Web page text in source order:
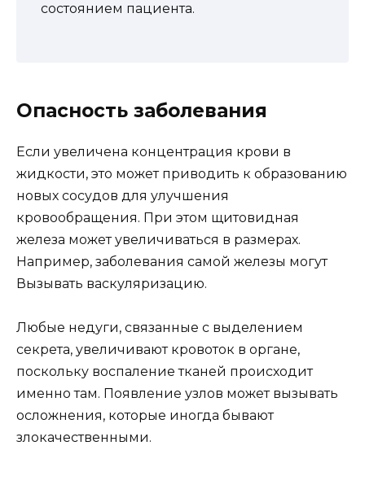
состоянием пациента.
Опасность заболевания
Если увеличена концентрация крови в
жидкости, это может приводить к образованию
новых сосудов для улучшения
кровообращения. При этом щитовидная
железа может увеличиваться в размерах.
Например, заболевания самой железы могут
Вызывать васкуляризацию.
Любые недуги, связанные с выделением
секрета, увеличивают кровоток в органе,
поскольку воспаление тканей происходит
именно там. Появление узлов может вызывать
осложнения, которые иногда бывают
злокачественными.